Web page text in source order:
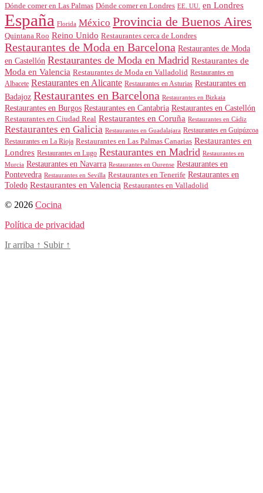
Dónde comer en Las Palmas Dónde comer en Londres EE. UU. en Londres
España Florida México Provincia de Buenos Aires
Quintana Roo Reino Unido Restaurantes cerca de Londres
Restaurantes de Moda en Barcelona Restaurantes de Moda
en Castellón Restaurantes de Moda en Madrid Restaurantes de
Moda en Valencia Restaurantes de Moda en Valladolid Restaurantes en
Albacete Restaurantes en Alicante Restaurantes en Asturias Restaurantes en
Badajoz Restaurantes en Barcelona Restaurantes en Bizkaia
Restaurantes en Burgos Restaurantes en Cantabria Restaurantes en Castellón
Restaurantes en Ciudad Real Restaurantes en Coruña Restaurantes en Cádiz
Restaurantes en Galicia Restaurantes en Guadalajara Restaurantes en Guipúzcoa
Restaurantes en La Rioja Restaurantes en Las Palmas Canarias Restaurantes en
Londres Restaurantes en Lugo Restaurantes en Madrid Restaurantes en
Murcia Restaurantes en Navarra Restaurantes en Ourense Restaurantes en
Pontevedra Restaurantes en Sevilla Restaurantes en Tenerife Restaurantes en
Toledo Restaurantes en Valencia Restaurantes en Valladolid
© 2026 Cocina
Política de privacidad
Ir arriba ↑ Subir ↑